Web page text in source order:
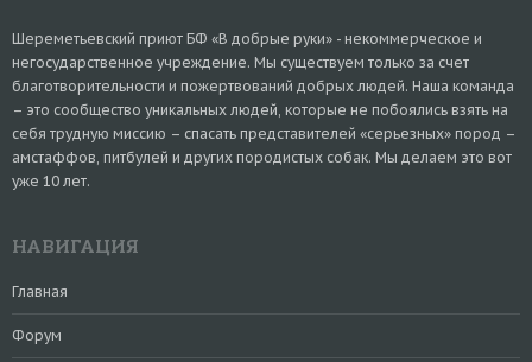
Шереметьевский приют БФ «В добрые руки» - некоммерческое и
негосударственное учреждение. Мы существуем только за счет
благотворительности и пожертвований добрых людей. Наша команда
– это сообщество уникальных людей, которые не побоялись взять на
себя трудную миссию – спасать представителей «серьезных» пород –
амстаффов, питбулей и других породистых собак. Мы делаем это вот
уже 10 лет.
НАВИГАЦИЯ
Главная
Форум